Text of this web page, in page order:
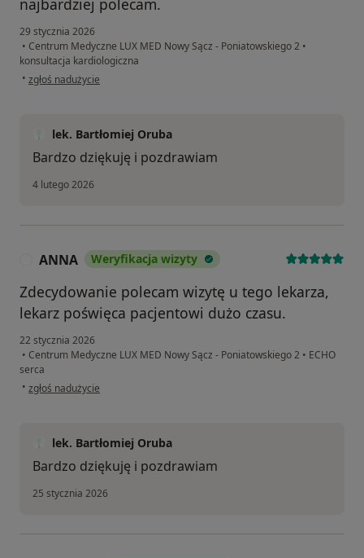
29 stycznia 2026
• Centrum Medyczne LUX MED Nowy Sącz - Poniatowskiego 2 •
konsultacja kardiologiczna
• w opinii użytkownika MARTA
zgłoś nadużycie
lek. Bartłomiej Oruba
Bardzo dziękuję i pozdrawiam
4 lutego 2026
ANNA Weryfikacja wizyty
Zdecydowanie polecam wizytę u tego lekarza,
lekarz poświęca pacjentowi dużo czasu.
22 stycznia 2026
• Centrum Medyczne LUX MED Nowy Sącz - Poniatowskiego 2 • ECHO
serca
• w opinii użytkownika ANNA
zgłoś nadużycie
lek. Bartłomiej Oruba
Bardzo dziękuję i pozdrawiam
25 stycznia 2026